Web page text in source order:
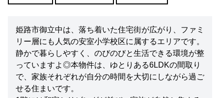
姫路市御立中は、落ち着いた住宅街が広がり、ファミ
リー層にも人気の安室小学校区に属するエリアです。
静かで暮らしやすく、のびのびと生活できる環境が整
っていますよ◎本物件は、ゆとりある6LDKの間取り
で、家族それぞれが自分の時間を大切にしながら過ご
せる住まいです。